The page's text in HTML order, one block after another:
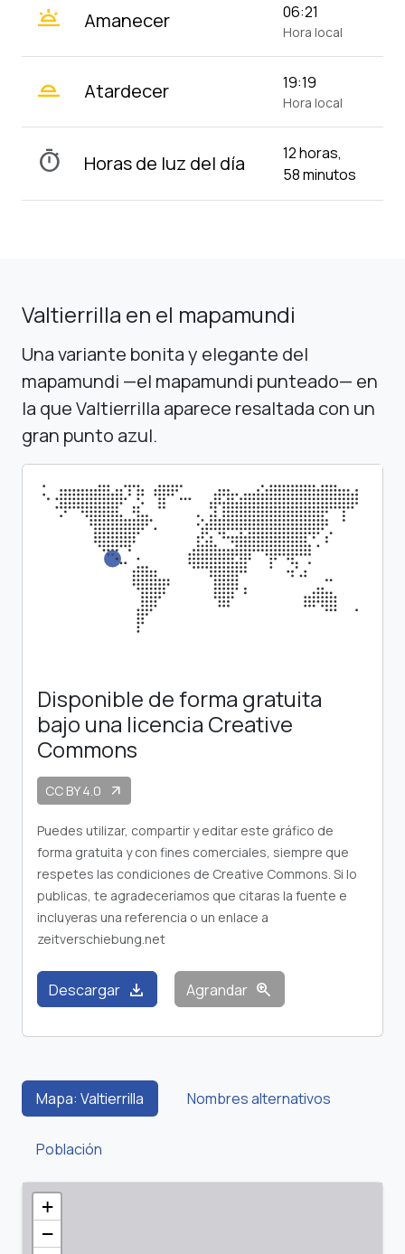
wb_twilight Amanecer 06:21
Hora local
wb_twilight_2 Atardecer 19:19
Hora local
timer Horas de luz del día
12 horas,
58 minutos
Valtierrilla en el mapamundi
Una variante bonita y elegante del
mapamundi —el mapamundi punteado— en
la que Valtierrilla aparece resaltada con un
gran punto azul.
Disponible de forma gratuita
bajo una licencia Creative
Commons
CC BY 4.0 arrow_outward
Puedes utilizar, compartir y editar este gráfico de
forma gratuita y con fines comerciales, siempre que
respetes las condiciones de Creative Commons. Si lo
publicas, te agradeceríamos que citaras la fuente e
incluyeras una referencia o un enlace a
zeitverschiebung.net
Descargar download Agrandar zoom_in
Mapa: Valtierrilla Nombres alternativos
Población
+
−